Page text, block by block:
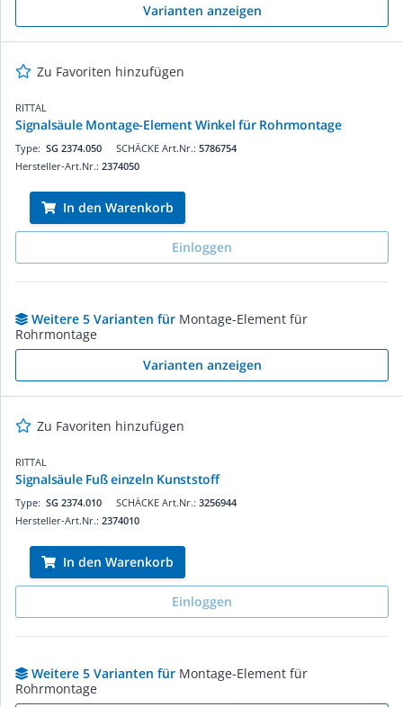
Varianten anzeigen
Zu Favoriten hinzufügen
RITTAL
Signalsäule Montage-Element Winkel für Rohrmontage
SCHÄCKE Art.Nr.: 5786754
Type: SG 2374.050
Hersteller-Art.Nr.: 2374050
In den Warenkorb
Einloggen
Weitere 5 Varianten für Montage-Element für
Rohrmontage
Varianten anzeigen
Zu Favoriten hinzufügen
RITTAL
Signalsäule Fuß einzeln Kunststoff
SCHÄCKE Art.Nr.: 3256944
Type: SG 2374.010
Hersteller-Art.Nr.: 2374010
In den Warenkorb
Einloggen
Weitere 5 Varianten für Montage-Element für
Rohrmontage